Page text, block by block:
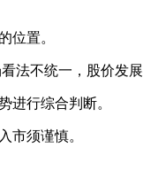
位置。
不统一，股价发展
行综合判断。
市须谨慎。